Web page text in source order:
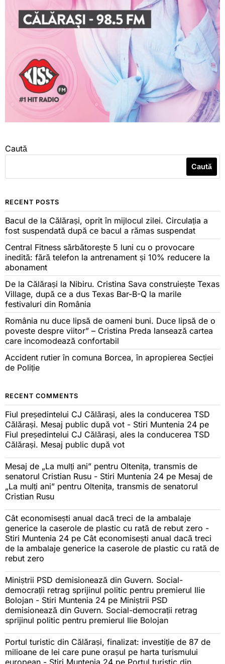
Caută
Caută
RECENT POSTS
Bacul de la Călărași, oprit în mijlocul zilei. Circulația a
fost suspendată după ce bacul a rămas suspendat
Central Fitness sărbătorește 5 luni cu o provocare
inedită: fără telefon la antrenament și 10% reducere la
abonament
De la Călărași la Nibiru. Cristina Sava construiește Texas
Village, după ce a dus Texas Bar-B-Q la marile
festivaluri din România
România nu duce lipsă de oameni buni. Duce lipsă de o
poveste despre viitor” – Cristina Preda lansează cartea
care incomodează confortabil
Accident rutier în comuna Borcea, în apropierea Secției
de Poliție
RECENT COMMENTS
Fiul președintelui CJ Călărași, ales la conducerea TSD
Călărași. Mesaj public după vot - Stiri Muntenia 24 pe
Fiul președintelui CJ Călărași, ales la conducerea TSD
Călărași. Mesaj public după vot
Mesaj de „La mulți ani” pentru Oltenița, transmis de
senatorul Cristian Rusu - Stiri Muntenia 24 pe Mesaj de
„La mulți ani” pentru Oltenița, transmis de senatorul
Cristian Rusu
Cât economisești anual dacă treci de la ambalaje
generice la caserole de plastic cu rată de rebut zero -
Stiri Muntenia 24 pe Cât economisești anual dacă treci
de la ambalaje generice la caserole de plastic cu rată de
rebut zero
Miniștrii PSD demisionează din Guvern. Social-
democrații retrag sprijinul politic pentru premierul Ilie
Bolojan - Stiri Muntenia 24 pe Miniștrii PSD
demisionează din Guvern. Social-democrații retrag
sprijinul politic pentru premierul Ilie Bolojan
Portul turistic din Călărași, finalizat: investiție de 87 de
milioane de lei care pune orașul pe harta turismului
european - Stiri Muntenia 24 pe Portul turistic din